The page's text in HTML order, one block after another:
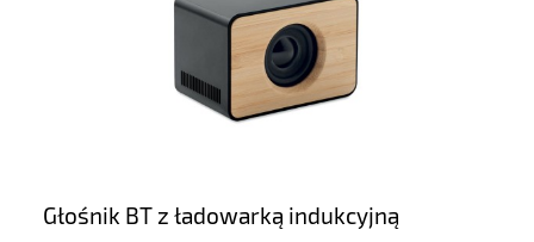
Głośnik BT z ładowarką indukcyjną